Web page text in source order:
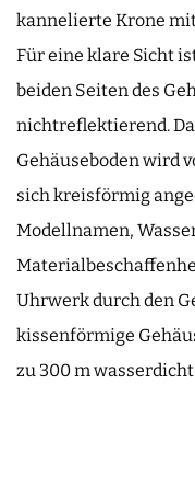
kannelierte Krone
Für eine klare Sicht
beiden Seiten des
nichtreflektierend.
Gehäuseboden wird
sich kreisförmig
Modellnamen,
Uhrwerk durch den
kissenförmige
zu 300 m